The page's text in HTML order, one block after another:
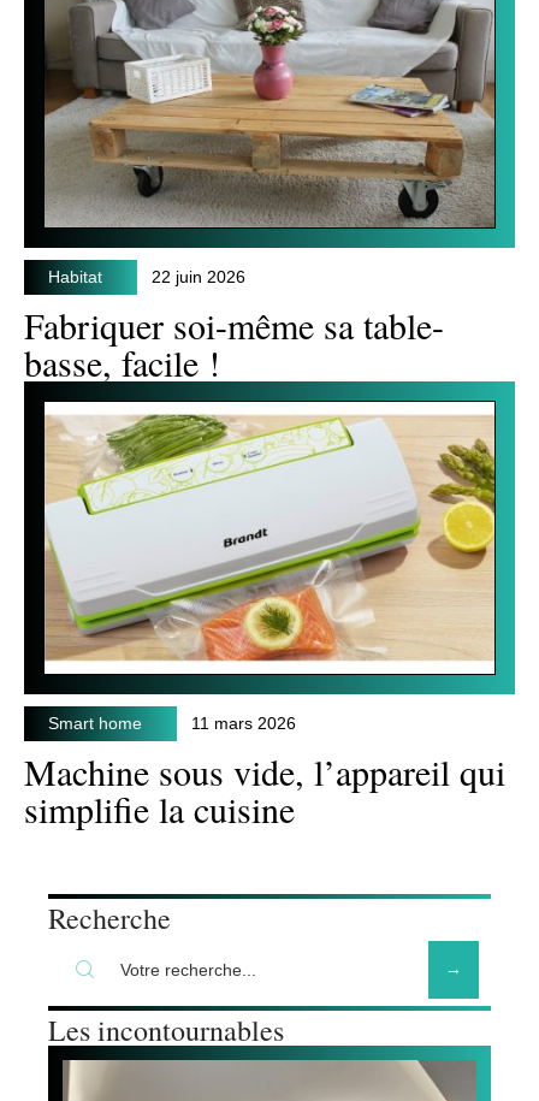
Habitat 22 juin 2026
Fabriquer soi-même sa table-
basse, facile !
Smart home 11 mars 2026
Machine sous vide, l’appareil qui
simplifie la cuisine
Recherche
Les incontournables